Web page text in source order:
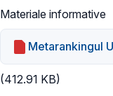
Materiale informative
Metarankingul
(412.91 KB)